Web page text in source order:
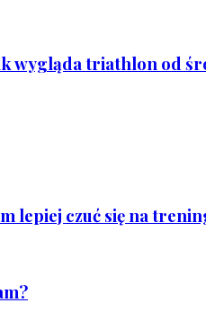
wygląda triathlon od
lepiej czuć się na